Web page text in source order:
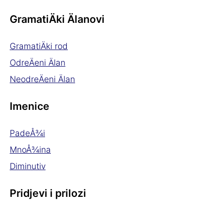
GramatiÄki Älanovi
GramatiÄki rod
OdreÄeni Älan
NeodreÄeni Älan
Imenice
PadeÅ¾i
MnoÅ¾ina
Diminutiv
Pridjevi i prilozi